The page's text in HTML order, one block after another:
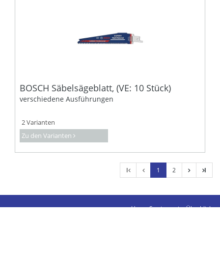
BOSCH Säbelsägeblatt, (VE: 10 Stück)
verschiedene Ausführungen
2 Varianten
Zu den Varianten
l 1 2 l
Unser Sortiment im Überblick